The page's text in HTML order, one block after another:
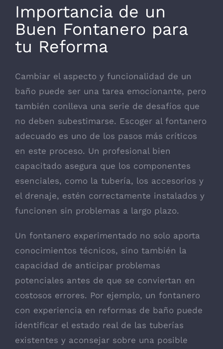
Importancia de un
Buen Fontanero para
tu Reforma
Cambiar el aspecto y funcionalidad de un
baño puede ser una tarea emocionante, pero
también conlleva una serie de desafíos que
no deben subestimarse. Escoger al fontanero
adecuado es uno de los pasos más críticos
en este proceso. Un profesional bien
capacitado asegura que los componentes
esenciales, como la tubería, los accesorios y
el drenaje, estén correctamente instalados y
funcionen sin problemas a largo plazo.
Un fontanero experimentado no solo aporta
conocimientos técnicos, sino también la
capacidad de anticipar problemas
potenciales antes de que se conviertan en
costosos errores. Por ejemplo, un fontanero
con experiencia en reformas de baño puede
identificar el estado real de las tuberías
existentes y aconsejar sobre una posible